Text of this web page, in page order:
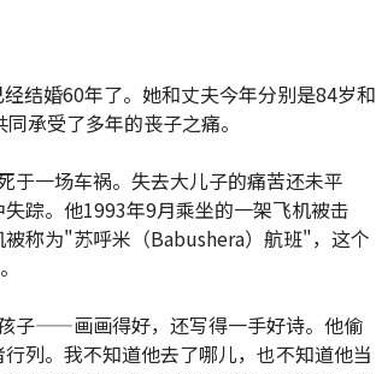
结婚60年了。她和丈夫今年分别是84岁和
承受了多年的丧子之痛。
于一场车祸。失去大儿子的痛苦还未平
踪。他1993年9月乘坐的一架飞机被击
称为"苏呼米（Babushera）航班"，这个
子——画画得好，还写得一手好诗。他偷
列。我不知道他去了哪儿，也不知道他当